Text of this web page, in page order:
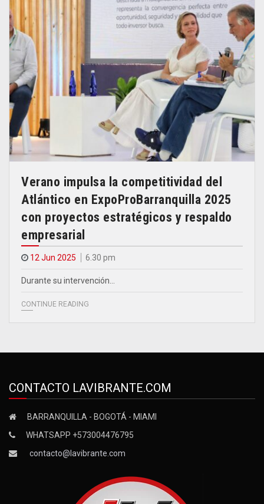
Verano impulsa la competitividad del
Atlántico en ExpoProBarranquilla 2025
con proyectos estratégicos y respaldo
empresarial
12 Jun 2025 6.30 pm
Durante su intervención…
CONTINUE READING
CONTACTO LAVIBRANTE.COM
BARRANQUILLA - BOGOTÁ - MIAMI
WHATSAPP +573004476795
contacto@lavibrante.com